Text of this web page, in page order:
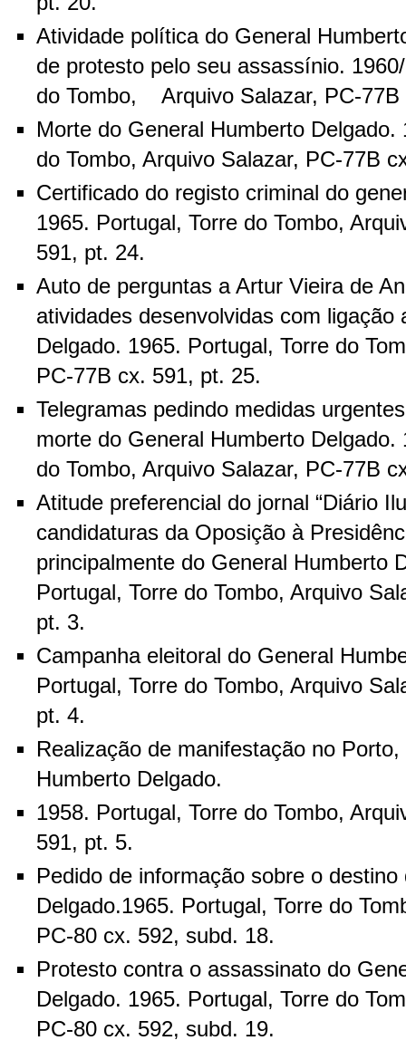
Atividade política do General
de protesto pelo seu assassínio.
do Tombo, Arquivo Salazar, PC-77B
Morte do General Humberto Delgado.
do Tombo, Arquivo Salazar, PC-77B
Certificado do registo criminal do
1965. Portugal, Torre do Tombo,
591, pt. 24.
Auto de perguntas a Artur Vieira de
atividades desenvolvidas com ligação
Delgado. 1965. Portugal, Torre do
PC-77B cx. 591, pt. 25.
Telegramas pedindo medidas
morte do General Humberto Delgado.
do Tombo, Arquivo Salazar, PC-77B
Atitude preferencial do jornal “Diário
candidaturas da Oposição à
principalmente do General Humberto
Portugal, Torre do Tombo, Arquivo
pt. 3.
Campanha eleitoral do General
Portugal, Torre do Tombo, Arquivo
pt. 4.
Realização de manifestação no
Humberto Delgado.
1958. Portugal, Torre do Tombo,
591, pt. 5.
Pedido de informação sobre o
Delgado.1965. Portugal, Torre do
PC-80 cx. 592, subd. 18.
Protesto contra o assassinato do
Delgado. 1965. Portugal, Torre do
PC-80 cx. 592, subd. 19.